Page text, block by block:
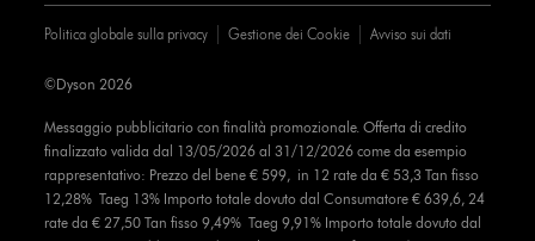
Politica globale sulla privacy Gestione dei Cookie Avviso sui dati
Messaggio pubblicitario con finalità promozionale. Offerta di credito
finalizzato valida dal 13/05/2026 al 31/12/2026 come da esempio
rappresentativo: Prezzo del bene € 599, in 12 rate da € 53,3 Tan fisso
12,28% Taeg 13% Importo totale dovuto dal Consumatore € 639,6, 24
rate da € 27,50 Tan fisso 9,49% Taeg 9,91% Importo totale dovuto dal
©Dyson 2026